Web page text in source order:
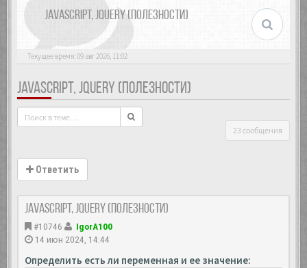
JAVASCRIPT, JQUERY (ПОЛЕЗНОСТИ)
Текущее время: 09 авг 2026, 11:02
JAVASCRIPT, JQUERY (ПОЛЕЗНОСТИ)
23 сообщения
Ответить
JavaScript, Jquery (полезности)
#10746
IgorA100
14 июн 2024, 14:44
Определить есть ли переменная и ее значение: